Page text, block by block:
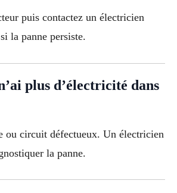
puis contactez un électricien
la panne persiste.
plus d’électricité dans
ou circuit défectueux. Un électricien
la panne.